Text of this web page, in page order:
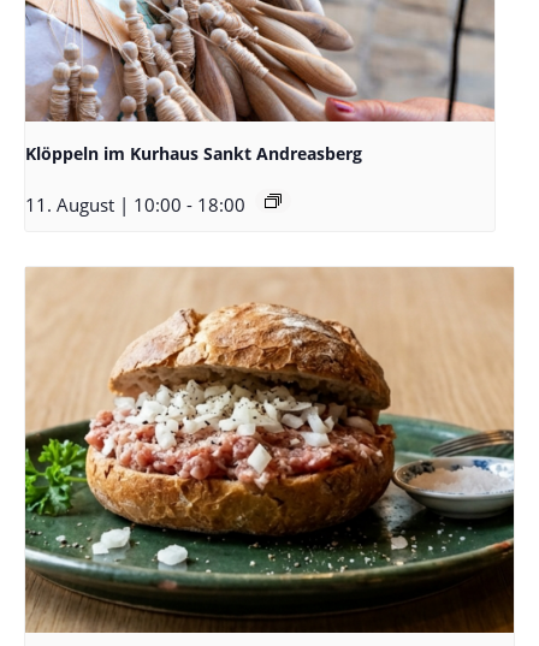
Klöppeln im Kurhaus Sankt Andreasberg
11. August | 10:00 - 18:00